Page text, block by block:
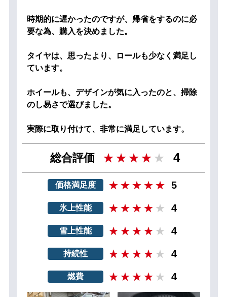
時期的に遅かったのですが、帰省をするのに必
要な為、購入を決めました。
タイヤは、思ったより、ロールも少なく満足し
ています。
ホイールも、デザインが気に入ったのと、掃除
のし易さで選びました。
実際に取り付けて、非常に満足しています。
総合評価 4
価格満足度 5
氷上性能 4
雪上性能 4
持続性 4
燃費 4